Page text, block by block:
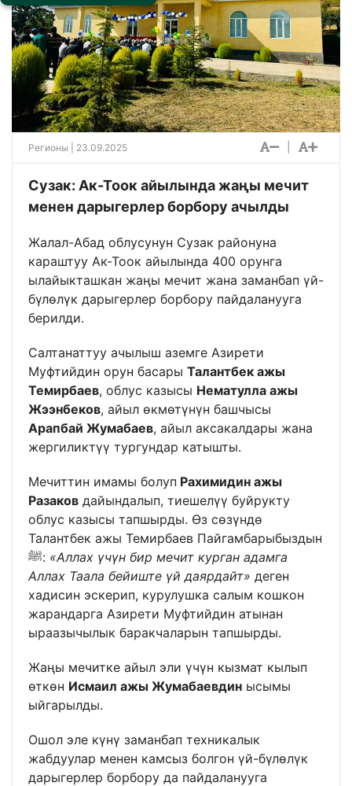
Регионы | 23.09.2025
Сузак: Ак-Тоок айылында жаңы мечит
менен дарыгерлер борбору ачылды
Жалал-Абад облусунун Сузак районуна
караштуу Ак-Тоок айылында 400 орунга
ылайыкташкан жаңы мечит жана заманбап үй-
бүлөлүк дарыгерлер борбору пайдаланууга
берилди.
Салтанаттуу ачылыш аземге Азирети
Муфтийдин орун басары Талантбек ажы
Темирбаев, облус казысы Нематулла ажы
Жээнбеков, айыл өкмөтүнүн башчысы
Арапбай Жумабаев, айыл аксакалдары жана
жергиликтүү тургундар катышты.
Мечиттин имамы болуп Рахимидин ажы
Разаков дайындалып, тиешелүү буйрукту
облус казысы тапшырды. Өз сөзүндө
Талантбек ажы Темирбаев Пайгамбарыбыздын
ﷺ: «Аллах үчүн бир мечит курган адамга
Аллах Таала бейиште үй даярдайт» деген
хадисин эскерип, курулушка салым кошкон
жарандарга Азирети Муфтийдин атынан
ыраазычылык баракчаларын тапшырды.
Жаңы мечитке айыл эли үчүн кызмат кылып
өткөн Исмаил ажы Жумабаевдин ысымы
ыйгарылды.
Ошол эле күнү заманбап техникалык
жабдуулар менен камсыз болгон үй-бүлөлүк
дарыгерлер борбору да пайдаланууга